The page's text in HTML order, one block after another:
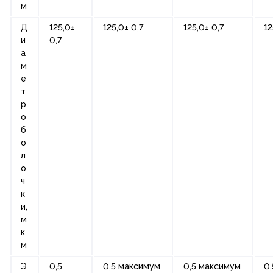
м
Д
и
а
м
е
т
р
о
б
о
л
о
ч
к
и,
м
к
м
125,0±
0,7
125,0± 0,7 125,0± 0,7
Э 0,5 0,5 максимум 0,5 максимум